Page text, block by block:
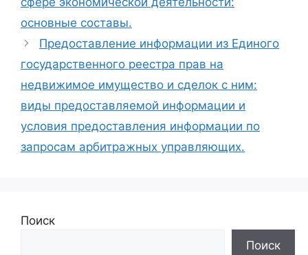
основные составы.
Предоставление информации из Единого
государственного реестра прав на
недвижимое имущество и сделок с ним:
виды предоставляемой информации и
условия предоставления информации по
запросам арбитражных управляющих.
Поиск
Поиск